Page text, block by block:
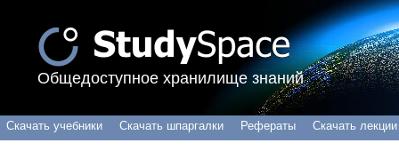
Общедоступное хранилище знаний
Скачать учебники Скачать шпаргалки Рефераты Скачать лекции